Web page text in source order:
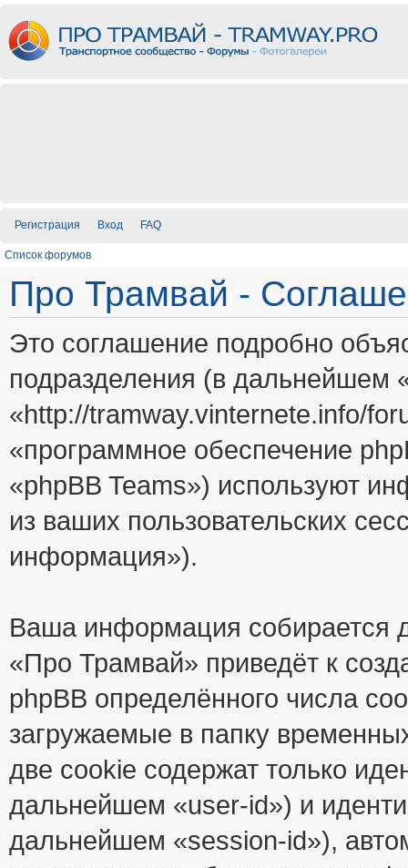
Регистрация Вход FAQ
Список форумов
Про Трамвай -
Это соглашение подробно
подразделения (в
«http://tramway.vinternete.info/
«программное обеспечение
«phpBB Teams») используют
из ваших пользовательских
информация»).
Ваша информация собирается
«Про Трамвай» приведёт к
phpBB определённого числа
загружаемые в папку
две cookie содержат только
дальнейшем «user-id») и
дальнейшем «session-id»),